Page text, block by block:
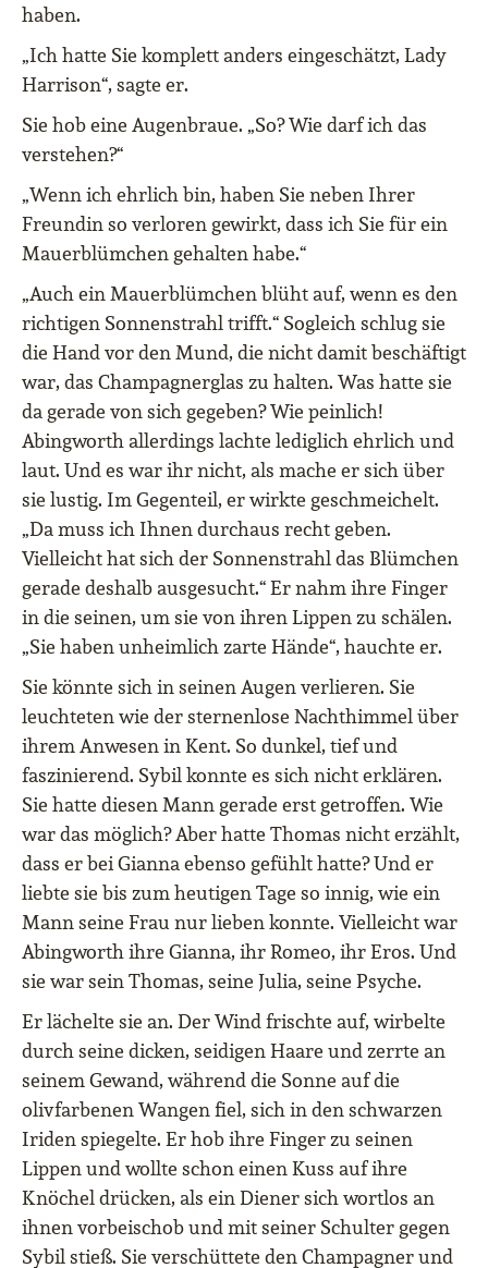
haben.
„Ich hatte Sie komplett anders eingeschätzt, Lady
Harrison“, sagte er.
Sie hob eine Augenbraue. „So? Wie darf ich das
verstehen?“
„Wenn ich ehrlich bin, haben Sie neben Ihrer
Freundin so verloren gewirkt, dass ich Sie für ein
Mauerblümchen gehalten habe.“
„Auch ein Mauerblümchen blüht auf, wenn es den
richtigen Sonnenstrahl trifft.“ Sogleich schlug sie
die Hand vor den Mund, die nicht damit beschäftigt
war, das Champagnerglas zu halten. Was hatte sie
da gerade von sich gegeben? Wie peinlich!
Abingworth allerdings lachte lediglich ehrlich und
laut. Und es war ihr nicht, als mache er sich über
sie lustig. Im Gegenteil, er wirkte geschmeichelt.
„Da muss ich Ihnen durchaus recht geben.
Vielleicht hat sich der Sonnenstrahl das Blümchen
gerade deshalb ausgesucht.“ Er nahm ihre Finger
in die seinen, um sie von ihren Lippen zu schälen.
„Sie haben unheimlich zarte Hände“, hauchte er.
Sie könnte sich in seinen Augen verlieren. Sie
leuchteten wie der sternenlose Nachthimmel über
ihrem Anwesen in Kent. So dunkel, tief und
faszinierend. Sybil konnte es sich nicht erklären.
Sie hatte diesen Mann gerade erst getroffen. Wie
war das möglich? Aber hatte Thomas nicht erzählt,
dass er bei Gianna ebenso gefühlt hatte? Und er
liebte sie bis zum heutigen Tage so innig, wie ein
Mann seine Frau nur lieben konnte. Vielleicht war
Abingworth ihre Gianna, ihr Romeo, ihr Eros. Und
sie war sein Thomas, seine Julia, seine Psyche.
Er lächelte sie an. Der Wind frischte auf, wirbelte
durch seine dicken, seidigen Haare und zerrte an
seinem Gewand, während die Sonne auf die
olivfarbenen Wangen fiel, sich in den schwarzen
Iriden spiegelte. Er hob ihre Finger zu seinen
Lippen und wollte schon einen Kuss auf ihre
Knöchel drücken, als ein Diener sich wortlos an
ihnen vorbeischob und mit seiner Schulter gegen
Sybil stieß. Sie verschüttete den Champagner und